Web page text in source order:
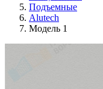
Подъемные
Alutech
Модель 1